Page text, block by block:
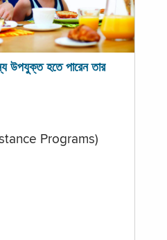
উপযুক্ত হতে পারেন তার
Programs)